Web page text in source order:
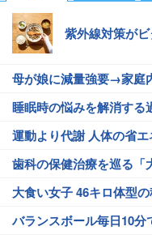
紫外線対策が
母が娘に減量強要→家庭
睡眠時の悩みを解消する
運動より代謝 人体の省
歯科の保健治療を巡る「
大食い女子 46キロ体型
バランスボール毎日10分